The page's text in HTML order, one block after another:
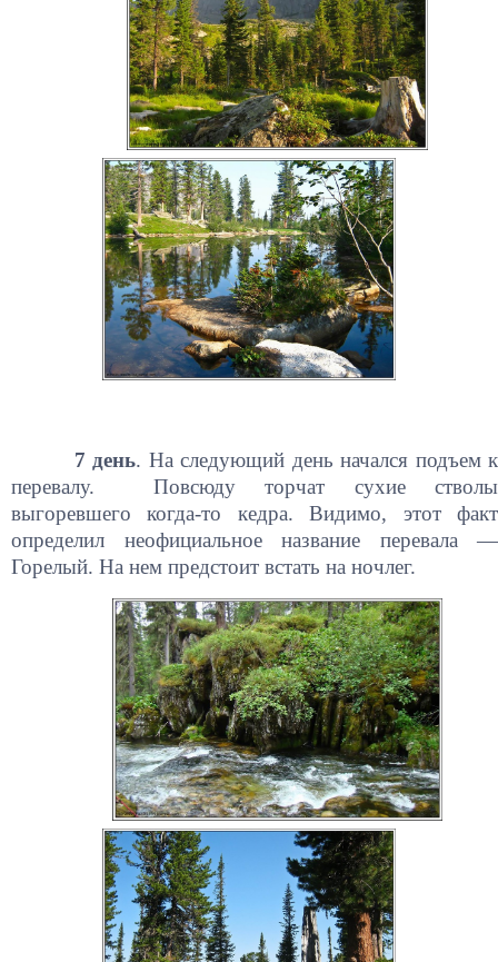
7 день. На следующий день начался подъем к
перевалу. Повсюду торчат сухие стволы
выгоревшего когда-то кедра. Видимо, этот факт
определил неофициальное название перевала —
Горелый. На нем предстоит встать на ночлег.